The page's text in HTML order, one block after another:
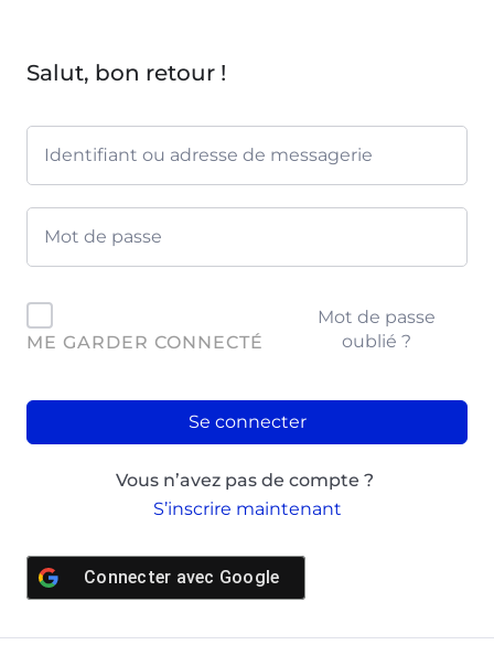
Salut, bon retour !
ME GARDER CONNECTÉ
Mot de passe
oublié ?
Se connecter
Vous n’avez pas de compte ?
S’inscrire maintenant
Connecter avec Google